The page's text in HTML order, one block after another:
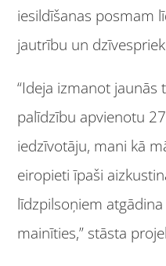
iesildīšanas posmam
jautrību un
“Ideja izmanot jaunās
palīdzību apvienotu
iedzīvotāju, mani kā
eiropieti īpaši
līdzpilsoņiem
mainīties,” stāsta